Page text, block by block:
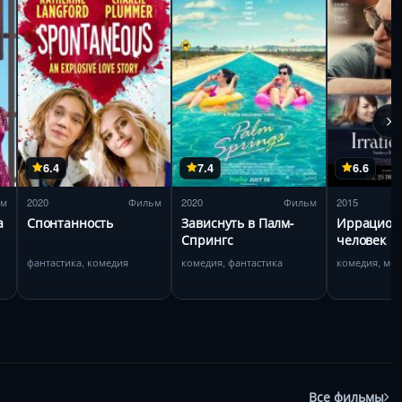
6.4
2020 Фильм
Спонтанность
фантастика, комедия
7.4
2020 Фильм
Зависнуть в Палм-
Спрингс
комедия, фантастика
6.6
2015
человек
комедия,
Все фильмы